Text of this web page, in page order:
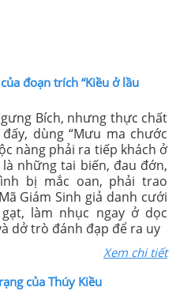
đoạn trích “Kiều ở lầu
Bích, nhưng thực chất
dùng “Mưu ma chước
nàng phải ra tiếp khách ở
những tai biến, đau đớn,
bị mắc oan, phải trao
Giám Sinh giả danh cưới
làm nhục ngay ở dọc
dở trò đánh đạp để ra uy
Xem chi tiết
của Thúy Kiều